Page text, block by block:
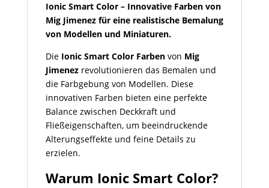
Ionic Smart Color – Innovative Farben von
Mig Jimenez für eine realistische Bemalung
von Modellen und Miniaturen.
Die Ionic Smart Color Farbenvon Mig
Jimenezrevolutionieren das Bemalen und
die Farbgebung von Modellen. Diese
innovativen Farben bieten eine perfekte
Balance zwischen Deckkraft und
Fließeigenschaften, um beeindruckende
Alterungseffekte und feine Details zu
erzielen.
Warum Ionic Smart Color?